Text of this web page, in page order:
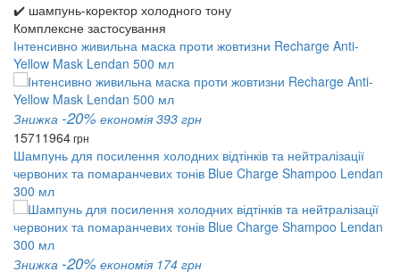
✔️ шампунь-коректор холодного тону
Комплексне застосування
Інтенсивно живильна маска проти жовтизни Recharge Anti-
Yellow Mask Lendan 500 мл
Знижка -20% економія 393 грн
1571 1964грн
Шампунь для посилення холодних відтінків та нейтралізації
червоних та помаранчевих тонів Blue Charge Shampoo Lendan
300 мл
Знижка -20% економія 174 грн